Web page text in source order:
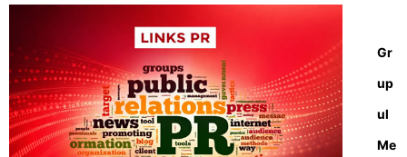
Gr
up
ul
Me